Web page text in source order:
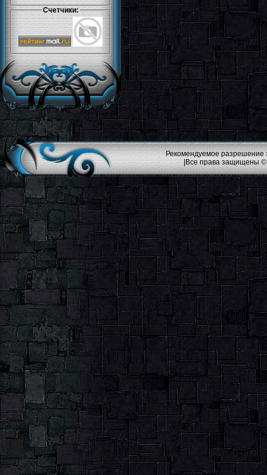
Счетчики:
Рекомендуемое разрешение
|Все права защищены